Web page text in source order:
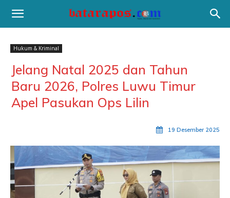
Hukum & Kriminal
Jelang Natal 2025 dan Tahun
Baru 2026, Polres Luwu Timur
Apel Pasukan Ops Lilin
19 Desember 2025